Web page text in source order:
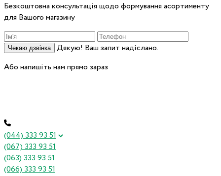
Безкоштовна консультація щодо формування асортименту
для Вашого магазину
Чекаю дзвінка
Дякую! Ваш запит надіслано.
Або напишіть нам прямо зараз
(044) 333 93 51
(067) 333 93 51
(063) 333 93 51
(066) 333 93 51